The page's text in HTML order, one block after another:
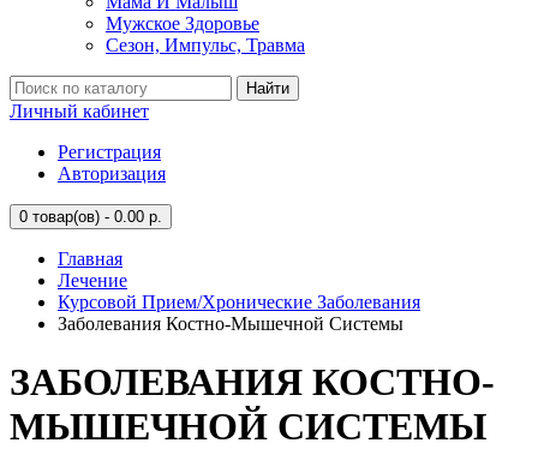
Мужское Здоровье
Сезон, Импульс, Травма
Найти
Личный кабинет
Регистрация
Авторизация
0 товар(ов) - 0.00 р.
Главная
Лечение
Курсовой Прием/Хронические Заболевания
Заболевания Костно-Мышечной Системы
ЗАБОЛЕВАНИЯ КОСТНО-
МЫШЕЧНОЙ СИСТЕМЫ